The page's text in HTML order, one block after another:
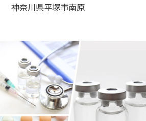
病気のカテゴリー
がん
検診・検査
神奈川県平塚市南原